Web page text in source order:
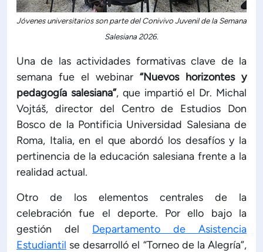
Jóvenes universitarios son parte del Conivivo Juvenil de la Semana
Salesiana 2026.
Una de las actividades formativas clave de la
semana fue el webinar “Nuevos horizontes y
pedagogía salesiana”, que impartió el Dr. Michal
Vojtáš, director del Centro de Estudios Don
Bosco de la Pontificia Universidad Salesiana de
Roma, Italia, en el que abordó los desafíos y la
pertinencia de la educación salesiana frente a la
realidad actual.
Otro de los elementos centrales de la
celebración fue el deporte. Por ello bajo la
gestión del Departamento de Asistencia
Estudiantil se desarrolló el “Torneo de la Alegría”,